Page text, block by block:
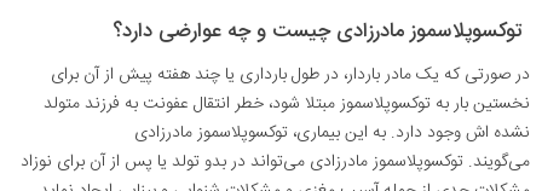
توکسوپلاسموز مادرزادی چیست و چه عوارضی دارد؟
در صورتی که یک مادر باردار، در طول بارداری یا چند هفته پیش از آن برای
نخستین بار به توکسوپلاسموز مبتلا شود، خطر انتقال عفونت به فرزند متولد
نشده اش وجود دارد. به این بیماری، توکسوپلاسموز مادرزادی
می‌گویند. توکسوپلاسموز مادرزادی می‌تواند در بدو تولد یا پس از آن برای نوزاد